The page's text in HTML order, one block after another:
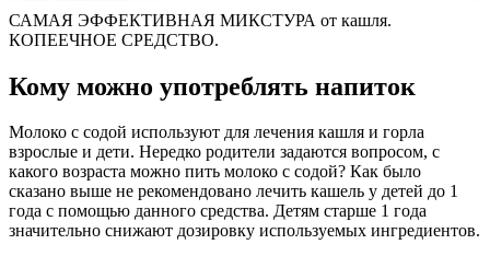
САМАЯ ЭФФЕКТИВНАЯ МИКСТУРА от кашля.
КОПЕЕЧНОЕ СРЕДСТВО.
Кому можно употреблять напиток
Молоко с содой используют для лечения кашля и горла
взрослые и дети. Нередко родители задаются вопросом, с
какого возраста можно пить молоко с содой? Как было
сказано выше не рекомендовано лечить кашель у детей до 1
года с помощью данного средства. Детям старше 1 года
значительно снижают дозировку используемых ингредиентов.